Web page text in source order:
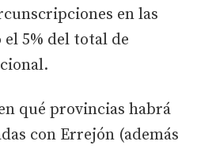
en las
5% del total de
qué provincias habrá
con Errejón (además